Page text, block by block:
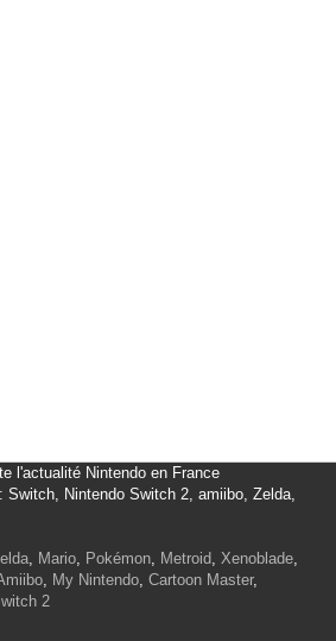
l'actualité Nintendo en France
Switch, Nintendo Switch 2, amiibo, Zelda,
, Mario, Pokémon, Metroid, Xenoblade,
, My Nintendo, Cartoon Master,
2